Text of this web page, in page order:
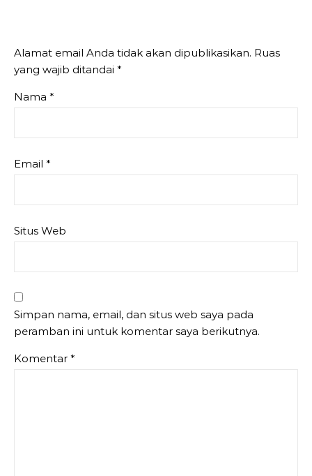
Alamat email Anda tidak akan dipublikasikan. Ruas
yang wajib ditandai *
Nama *
Email *
Situs Web
Simpan nama, email, dan situs web saya pada
peramban ini untuk komentar saya berikutnya.
Komentar *